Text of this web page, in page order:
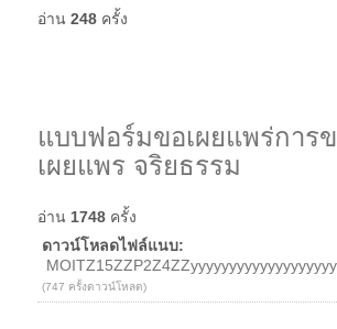
อ่าน 248 ครั้ง
แบบฟอร์มขอเผยแพร่การ
เผยแพร จริยธรรม
อ่าน 1748 ครั้ง
ดาวน์โหลดไฟล์แนบ:
(747 ครั้งดาวน์โหลด)